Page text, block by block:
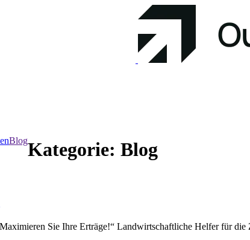
BlogKategorie: Blog
Sie Ihre Erträge!“ Landwirtschaftliche Helfer für